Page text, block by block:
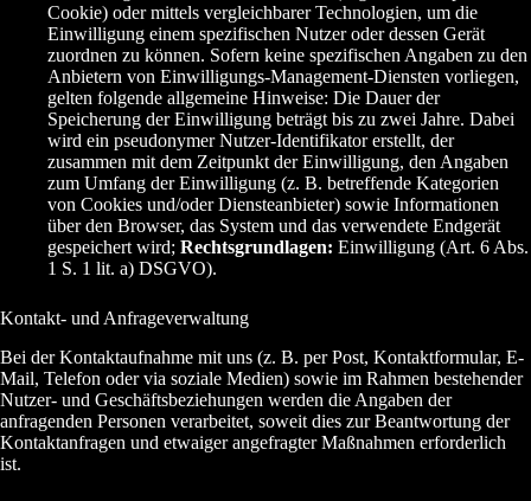
Cookie) oder mittels vergleichbarer Technologien, um die
Einwilligung einem spezifischen Nutzer oder dessen Gerät
zuordnen zu können. Sofern keine spezifischen Angaben zu den
Anbietern von Einwilligungs-Management-Diensten vorliegen,
gelten folgende allgemeine Hinweise: Die Dauer der
Speicherung der Einwilligung beträgt bis zu zwei Jahre. Dabei
wird ein pseudonymer Nutzer-Identifikator erstellt, der
zusammen mit dem Zeitpunkt der Einwilligung, den Angaben
zum Umfang der Einwilligung (z. B. betreffende Kategorien
von Cookies und/oder Diensteanbieter) sowie Informationen
über den Browser, das System und das verwendete Endgerät
gespeichert wird; Rechtsgrundlagen: Einwilligung (Art. 6 Abs.
1 S. 1 lit. a) DSGVO).
Kontakt- und Anfrageverwaltung
Bei der Kontaktaufnahme mit uns (z. B. per Post, Kontaktformular, E-
Mail, Telefon oder via soziale Medien) sowie im Rahmen bestehender
Nutzer- und Geschäftsbeziehungen werden die Angaben der
anfragenden Personen verarbeitet, soweit dies zur Beantwortung der
Kontaktanfragen und etwaiger angefragter Maßnahmen erforderlich
ist.